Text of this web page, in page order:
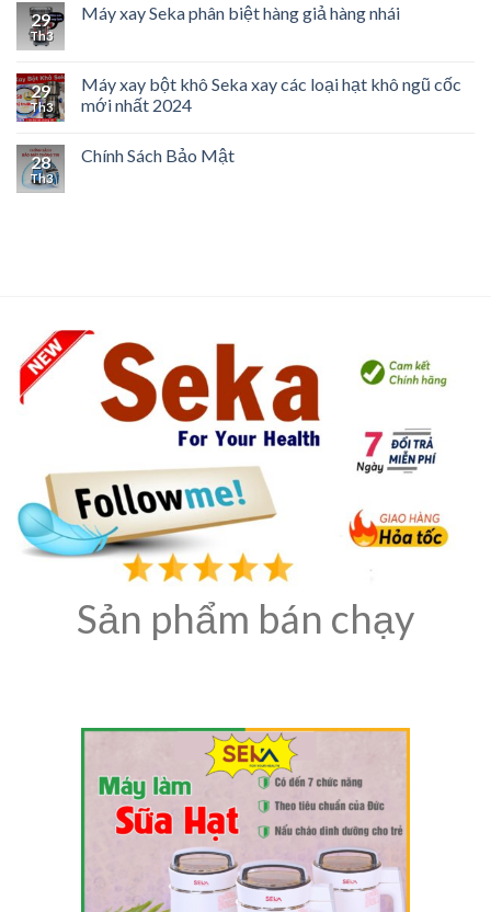
29
Th3
Máy xay Seka phân biệt hàng giả hàng nhái
29
Th3
Máy xay bột khô Seka xay các loại hạt khô ngũ cốc
mới nhất 2024
28
Th3
Chính Sách Bảo Mật
Sản phẩm bán chạy